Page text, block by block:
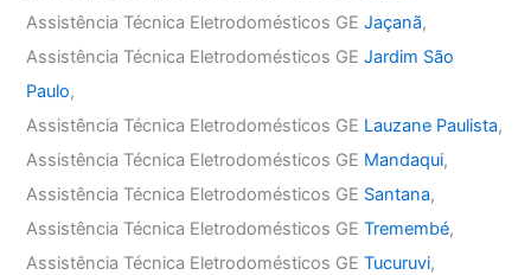
Assistência Técnica Eletrodomésticos GEJaçanã,
Assistência Técnica Eletrodomésticos GEJardim São
Paulo,
Assistência Técnica Eletrodomésticos GE Lauzane Paulista,
Assistência Técnica Eletrodomésticos GE Mandaqui,
Assistência Técnica Eletrodomésticos GE Santana,
Assistência Técnica Eletrodomésticos GETremembé,
Assistência Técnica Eletrodomésticos GETucuruvi,